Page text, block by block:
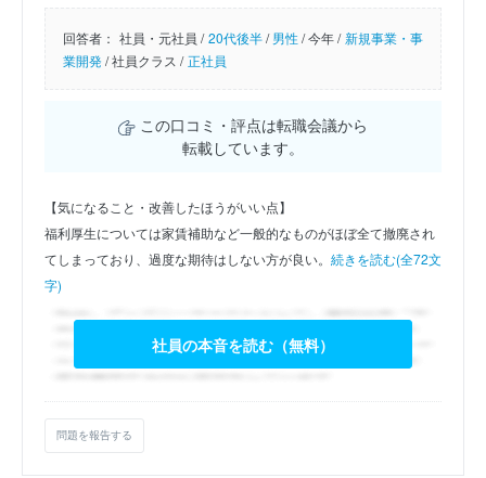
回答者： 社員・元社員 / 20代後半/男性/今年 / 新規事業・事
業開発/社員クラス / 正社員
この口コミ・評点は転職会議から
転載しています。
【気になること・改善したほうがいい点】
福利厚生については家賃補助など一般的なものがほぼ全て撤廃され
てしまっており、過度な期待はしない方が良い。 続きを読む(全72文
字)
社員の本音を読む（無料）
問題を報告する